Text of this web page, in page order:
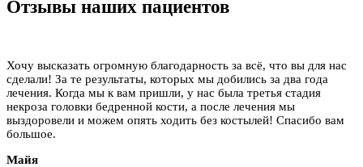
Отзывы наших пациентов
Хочу высказать огромную благодарность за всё, что вы для нас
сделали! За те результаты, которых мы добились за два года
лечения. Когда мы к вам пришли, у нас была третья стадия
некроза головки бедренной кости, а после лечения мы
выздоровели и можем опять ходить без костылей! Спасибо вам
большое.
Майя